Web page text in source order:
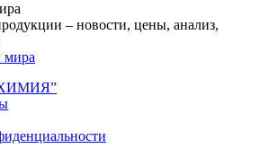
– новости, цены, анализ,
ХИМИЯ”